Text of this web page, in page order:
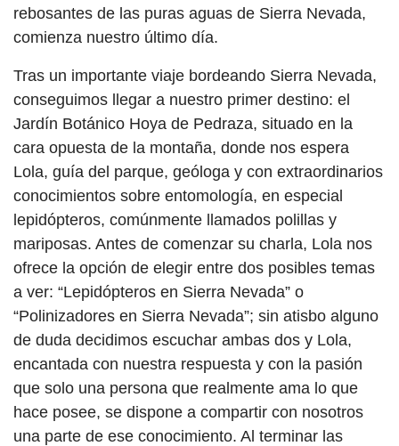
rebosantes de las puras aguas de Sierra Nevada,
comienza nuestro último día.
Tras un importante viaje bordeando Sierra Nevada,
conseguimos llegar a nuestro primer destino: el
Jardín Botánico Hoya de Pedraza, situado en la
cara opuesta de la montaña, donde nos espera
Lola, guía del parque, geóloga y con extraordinarios
conocimientos sobre entomología, en especial
lepidópteros, comúnmente llamados polillas y
mariposas. Antes de comenzar su charla, Lola nos
ofrece la opción de elegir entre dos posibles temas
a ver: “Lepidópteros en Sierra Nevada” o
“Polinizadores en Sierra Nevada”; sin atisbo alguno
de duda decidimos escuchar ambas dos y Lola,
encantada con nuestra respuesta y con la pasión
que solo una persona que realmente ama lo que
hace posee, se dispone a compartir con nosotros
una parte de ese conocimiento. Al terminar las